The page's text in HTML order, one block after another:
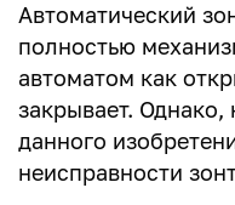
Автоматический
полностью
автоматом как
закрывает. Однако,
данного
неисправности